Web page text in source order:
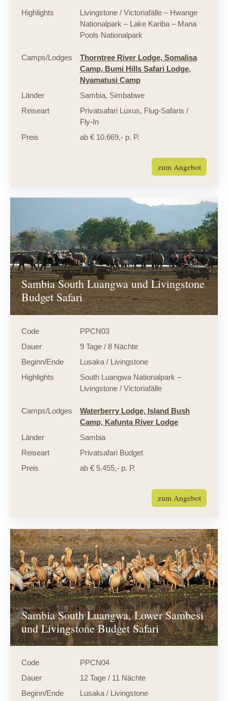
Highlights
Livingstone / Victoriafälle – Hwange
Nationalpark – Lake Kariba – Mana
Pools Nationalpark
Camps/Lodges Thorntree River Lodge, Somalisa
Camp, Bumi Hills Safari Lodge,
Nyamatusi Camp
Länder
Sambia, Simbabwe
Reiseart
Privatsafari Luxus, Flug-Safaris /
Fly-In
Preis
ab € 10.669,- p. P.
zum Angebot
Sambia South Luangwa und Livingstone
Budget Safari
Code
PPCN03
Dauer
9 Tage / 8 Nächte
Beginn/Ende
Lusaka / Livingstone
Highlights
South Luangwa Nationalpark –
Livingstone / Victoriafälle
Camps/Lodges Waterberry Lodge, Island Bush
Camp, Kafunta River Lodge
Länder
Sambia
Reiseart
Privatsafari Budget
Preis
ab € 5.455,- p. P.
zum Angebot
Sambia South Luangwa, Lower Sambesi
und Livingstone Budget Safari
Code
PPCN04
Dauer
12 Tage / 11 Nächte
Beginn/Ende
Lusaka / Livingstone